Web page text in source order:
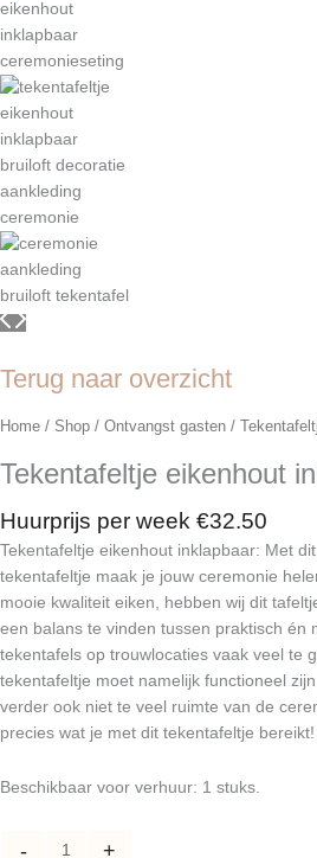
Terug naar overzicht
Home / Shop / Ontvangst gasten /
Tekentafeltje eikenhout
Huurprijs per week €32.50
Tekentafeltje eikenhout inklapbaar: Met
tekentafeltje maak je jouw ceremonie
mooie kwaliteit eiken, hebben wij dit
een balans te vinden tussen praktisch én
tekentafels op trouwlocaties vaak veel te
tekentafeltje moet namelijk functioneel
verder ook niet te veel ruimte van de
precies wat je met dit tekentafeltje bereikt!
Beschikbaar voor verhuur: 1 stuks.
-
Tekentafeltje +